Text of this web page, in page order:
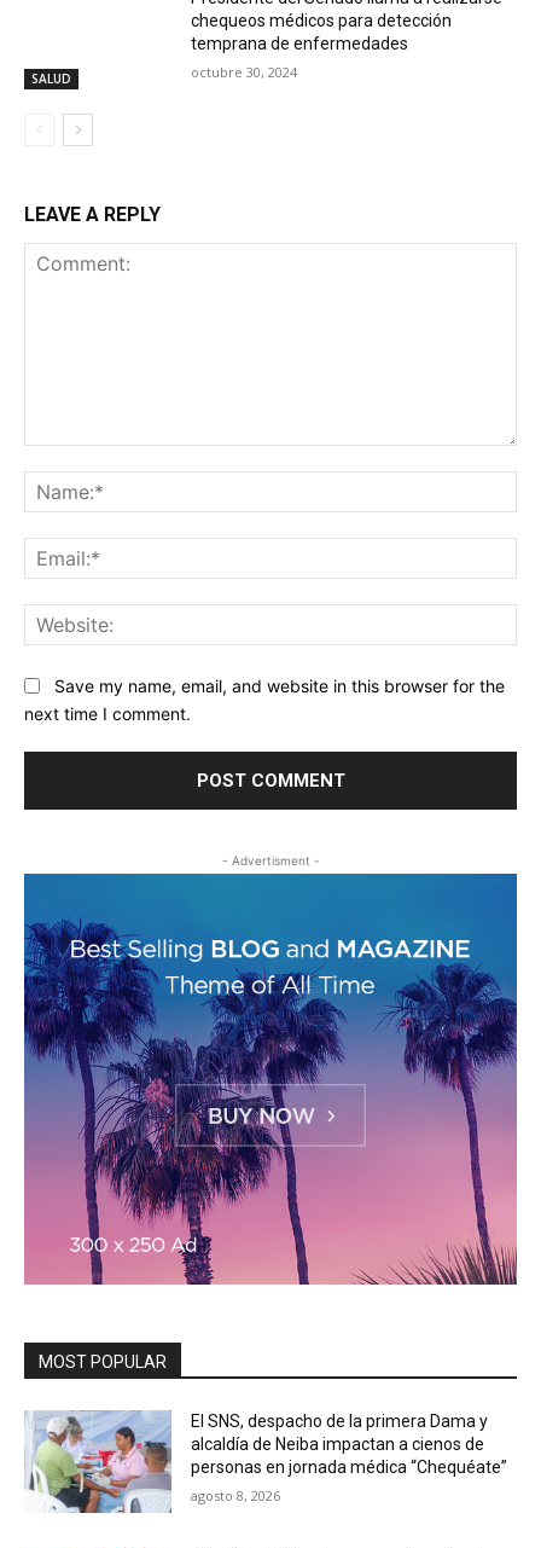
SALUD
chequeos médicos para detección
temprana de enfermedades
octubre 30, 2024
LEAVE A REPLY
Save my name, email, and website in this browser for the
next time I comment.
- Advertisment -
MOST POPULAR
El SNS, despacho de la primera Dama y
alcaldía de Neiba impactan a cienos de
personas en jornada médica “Chequéate”
agosto 8, 2026